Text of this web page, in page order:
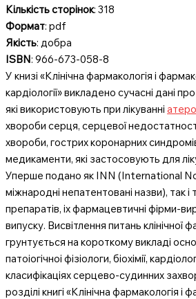
Кількість сторінок: 318
Формат: pdf
Якість: добра
ISBN: 966-673-058-8
У книзі «Клінічна фармакологія і
кардіології» викладено сучасні дані
які використовують при лікуванні
хвороби серця, серцевої
хвороби, гострих коронарних
медикаменти, які застосовують для
Уперше подано як INN (International
міжнародні непатентовані назви), так і
препаратів, іх фармацевтичні фірми-
випуску. Висвітлення питань клінічної
грунтується на короткому викладі
патоіогічноі фізіологи, біохімії,
класифікаціях серцево-судинних
розділі книгі «Клінічна фармакологія і